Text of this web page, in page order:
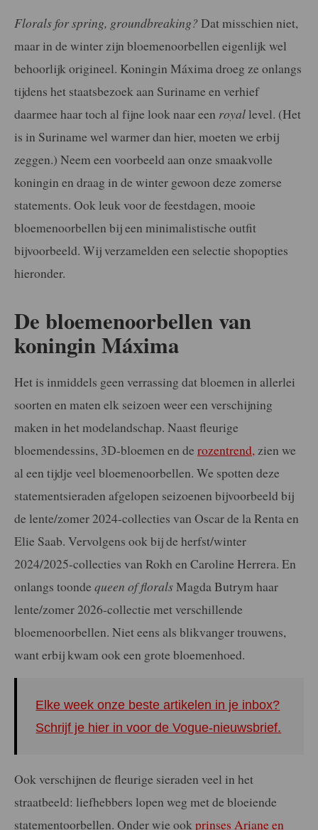
Florals for spring, groundbreaking?Dat misschien niet,
maar in de winter zijn bloemenoorbellen eigenlijk wel
behoorlijk origineel. Koningin Máxima droeg ze onlangs
tijdens het staatsbezoek aan Suriname en verhief
daarmee haar toch al fijne look naar een royal level. (Het
is in Suriname wel warmer dan hier, moeten we erbij
zeggen.) Neem een voorbeeld aan onze smaakvolle
koningin en draag in de winter gewoon deze zomerse
statements. Ook leuk voor de feestdagen, mooie
bloemenoorbellen bij een minimalistische outfit
bijvoorbeeld. Wij verzamelden een selectie shopopties
hieronder.
De bloemenoorbellen van
koningin Máxima
Het is inmiddels geen verrassing dat bloemen in allerlei
soorten en maten elk seizoen weer een verschijning
maken in het modelandschap. Naast fleurige
bloemendessins, 3D-bloemen en de rozentrend, zien we
al een tijdje veel bloemenoorbellen. We spotten deze
statementsieraden afgelopen seizoenen bijvoorbeeld bij
de lente/zomer 2024-collecties van Oscar de la Renta en
Elie Saab. Vervolgens ook bij de herfst/winter
2024/2025-collecties van Rokh en Caroline Herrera. En
onlangs toonde queen of floralsMagda Butrym haar
lente/zomer 2026-collectie met verschillende
bloemenoorbellen. Niet eens als blikvanger trouwens,
want erbij kwam ook een grote bloemenhoed.
Elke week onze beste artikelen in je inbox?
Schrijf je hier in voor de Vogue-nieuwsbrief.
Ook verschijnen de fleurige sieraden veel in het
straatbeeld: liefhebbers lopen weg met de bloeiende
statementoorbellen. Onder wie ook prinses Ariane en